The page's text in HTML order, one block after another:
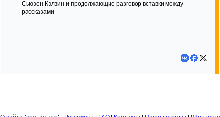
Сьюзен Кэлвин и продолжающие разговор вставки между
рассказами.